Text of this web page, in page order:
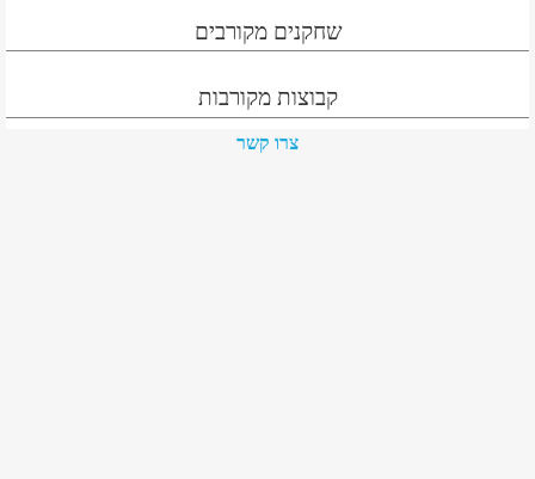
שחקנים מקורבים
קבוצות מקורבות
צרו קשר